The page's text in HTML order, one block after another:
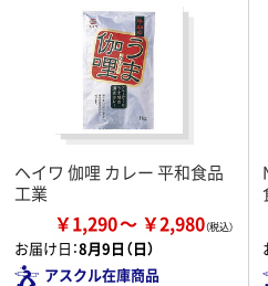
ヘイワ 伽哩 カレー 平和食品
工業
￥1,290 ￥2,980
お届け日：8月9日（日）
アスクル在庫商品